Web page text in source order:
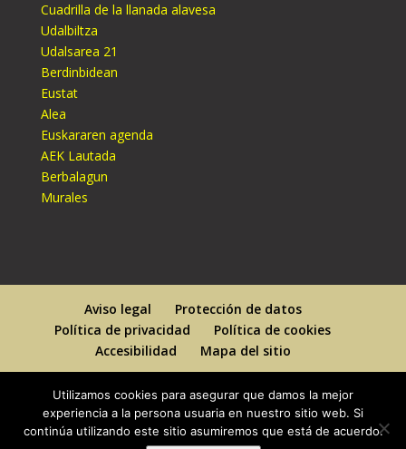
Cuadrilla de la llanada alavesa
Udalbiltza
Udalsarea 21
Berdinbidean
Eustat
Alea
Euskararen agenda
AEK Lautada
Berbalagun
Murales
Aviso legal
Protección de datos
Política de privacidad
Política de cookies
Accesibilidad
Mapa del sitio
Designed ByElegant Themes| Powered By
Utilizamos cookies para asegurar que damos la mejor
experiencia a la persona usuaria en nuestro sitio web. Si
continúa utilizando este sitio asumiremos que está de acuerdo.